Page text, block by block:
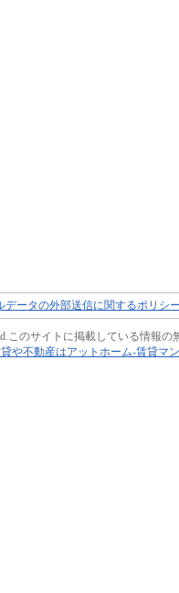
データの外部送信に関するポリシ
このサイトに掲載している情報の
や不動産はアットホーム-賃貸マ